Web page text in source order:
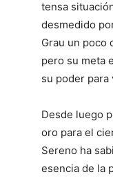
tensa
desmedido
Grau un poco
pero su meta
su poder para
Desde luego
oro para el
Sereno ha
esencia de la